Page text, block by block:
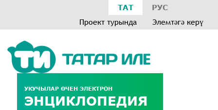
ТАТ РУС
Проект турында Элемтәгә керү
УКУЧЫЛАР ӨЧЕН ЭЛЕКТРОН
ЭНЦИКЛОПЕДИЯ